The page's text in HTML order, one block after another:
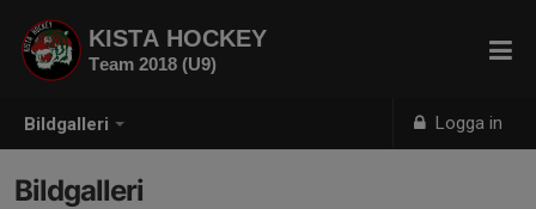
Bildgalleri Logga in
KISTA HOCKEY
Team 2018 (U9)
Bildgalleri